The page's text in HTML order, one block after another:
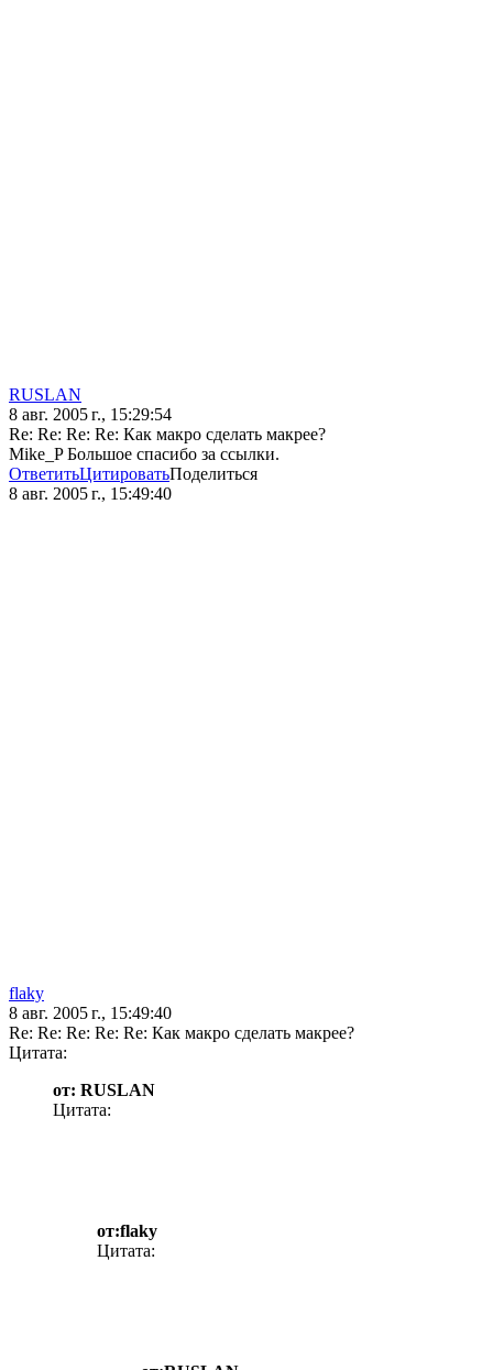
RUSLAN
8 авг. 2005 г., 15:29:54
Re: Re: Re: Re: Как макро сделать макрее?
Mike_P Большое спасибо за ссылки.
ОтветитьЦитироватьПоделиться
8 авг. 2005 г., 15:49:40
flaky
8 авг. 2005 г., 15:49:40
Re: Re: Re: Re: Re: Как макро сделать макрее?
Цитата:
от: RUSLAN
Цитата:
от:flaky
Цитата: